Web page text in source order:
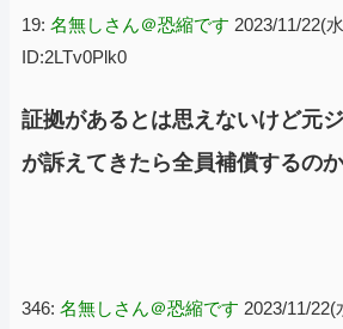
19: 名無しさん＠恐縮です 2023/11/22(
ID:2LTv0Plk0
証拠があるとは思えないけど元
が訴えてきたら全員補償するの
346: 名無しさん＠恐縮です 2023/11/22(